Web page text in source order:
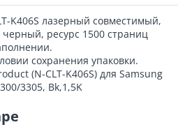
K406S лазерный совместимый,
черный, ресурс 1500 страниц
сохранения упаковки.
(N-CLT-K406S) для Samsung
3305, Bk,1,5K